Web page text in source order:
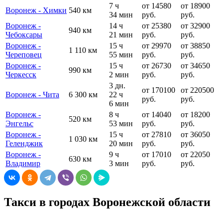
Воронеж - Химки 540 км
7 ч
34 мин
от 14580
руб.
от 18900
руб.
Воронеж -
Чебоксары
940 км
14 ч
21 мин
от 25380
руб.
от 32900
руб.
Воронеж -
Череповец
1 110 км
15 ч
55 мин
от 29970
руб.
от 38850
руб.
Воронеж -
Черкесск
990 км
15 ч
2 мин
от 26730
руб.
от 34650
руб.
Воронеж - Чита 6 300 км
3 дн.
22 ч
6 мин
от 170100
руб.
от 220500
руб.
Воронеж -
Энгельс
520 км
8 ч
53 мин
от 14040
руб.
от 18200
руб.
Воронеж -
Геленджик
1 030 км
15 ч
20 мин
от 27810
руб.
от 36050
руб.
Воронеж -
Владимир
630 км
9 ч
3 мин
от 17010
руб.
от 22050
руб.
Такси в городах Воронежской области